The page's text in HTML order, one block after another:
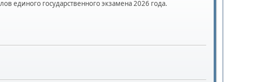
единого государственного экзамена 2026 года.